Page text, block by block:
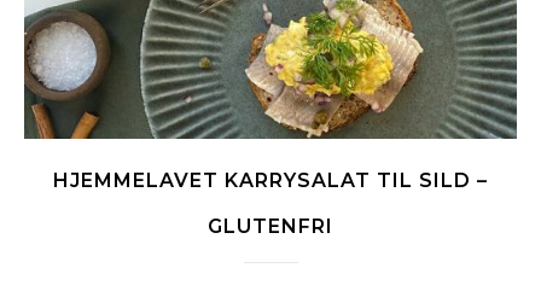
HJEMMELAVET KARRYSALAT TIL SILD –
GLUTENFRI